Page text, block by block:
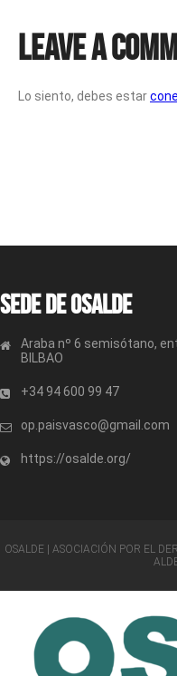
Leave a
Lo siento, debes estar
Sede de OSALDE
Araba nº 6 semisótano,
BILBAO
+34 94 600 99 47
op.paisvasco@gmail.com
https://osalde.org/
OSALDE | ASOCIACIÓN POR EL